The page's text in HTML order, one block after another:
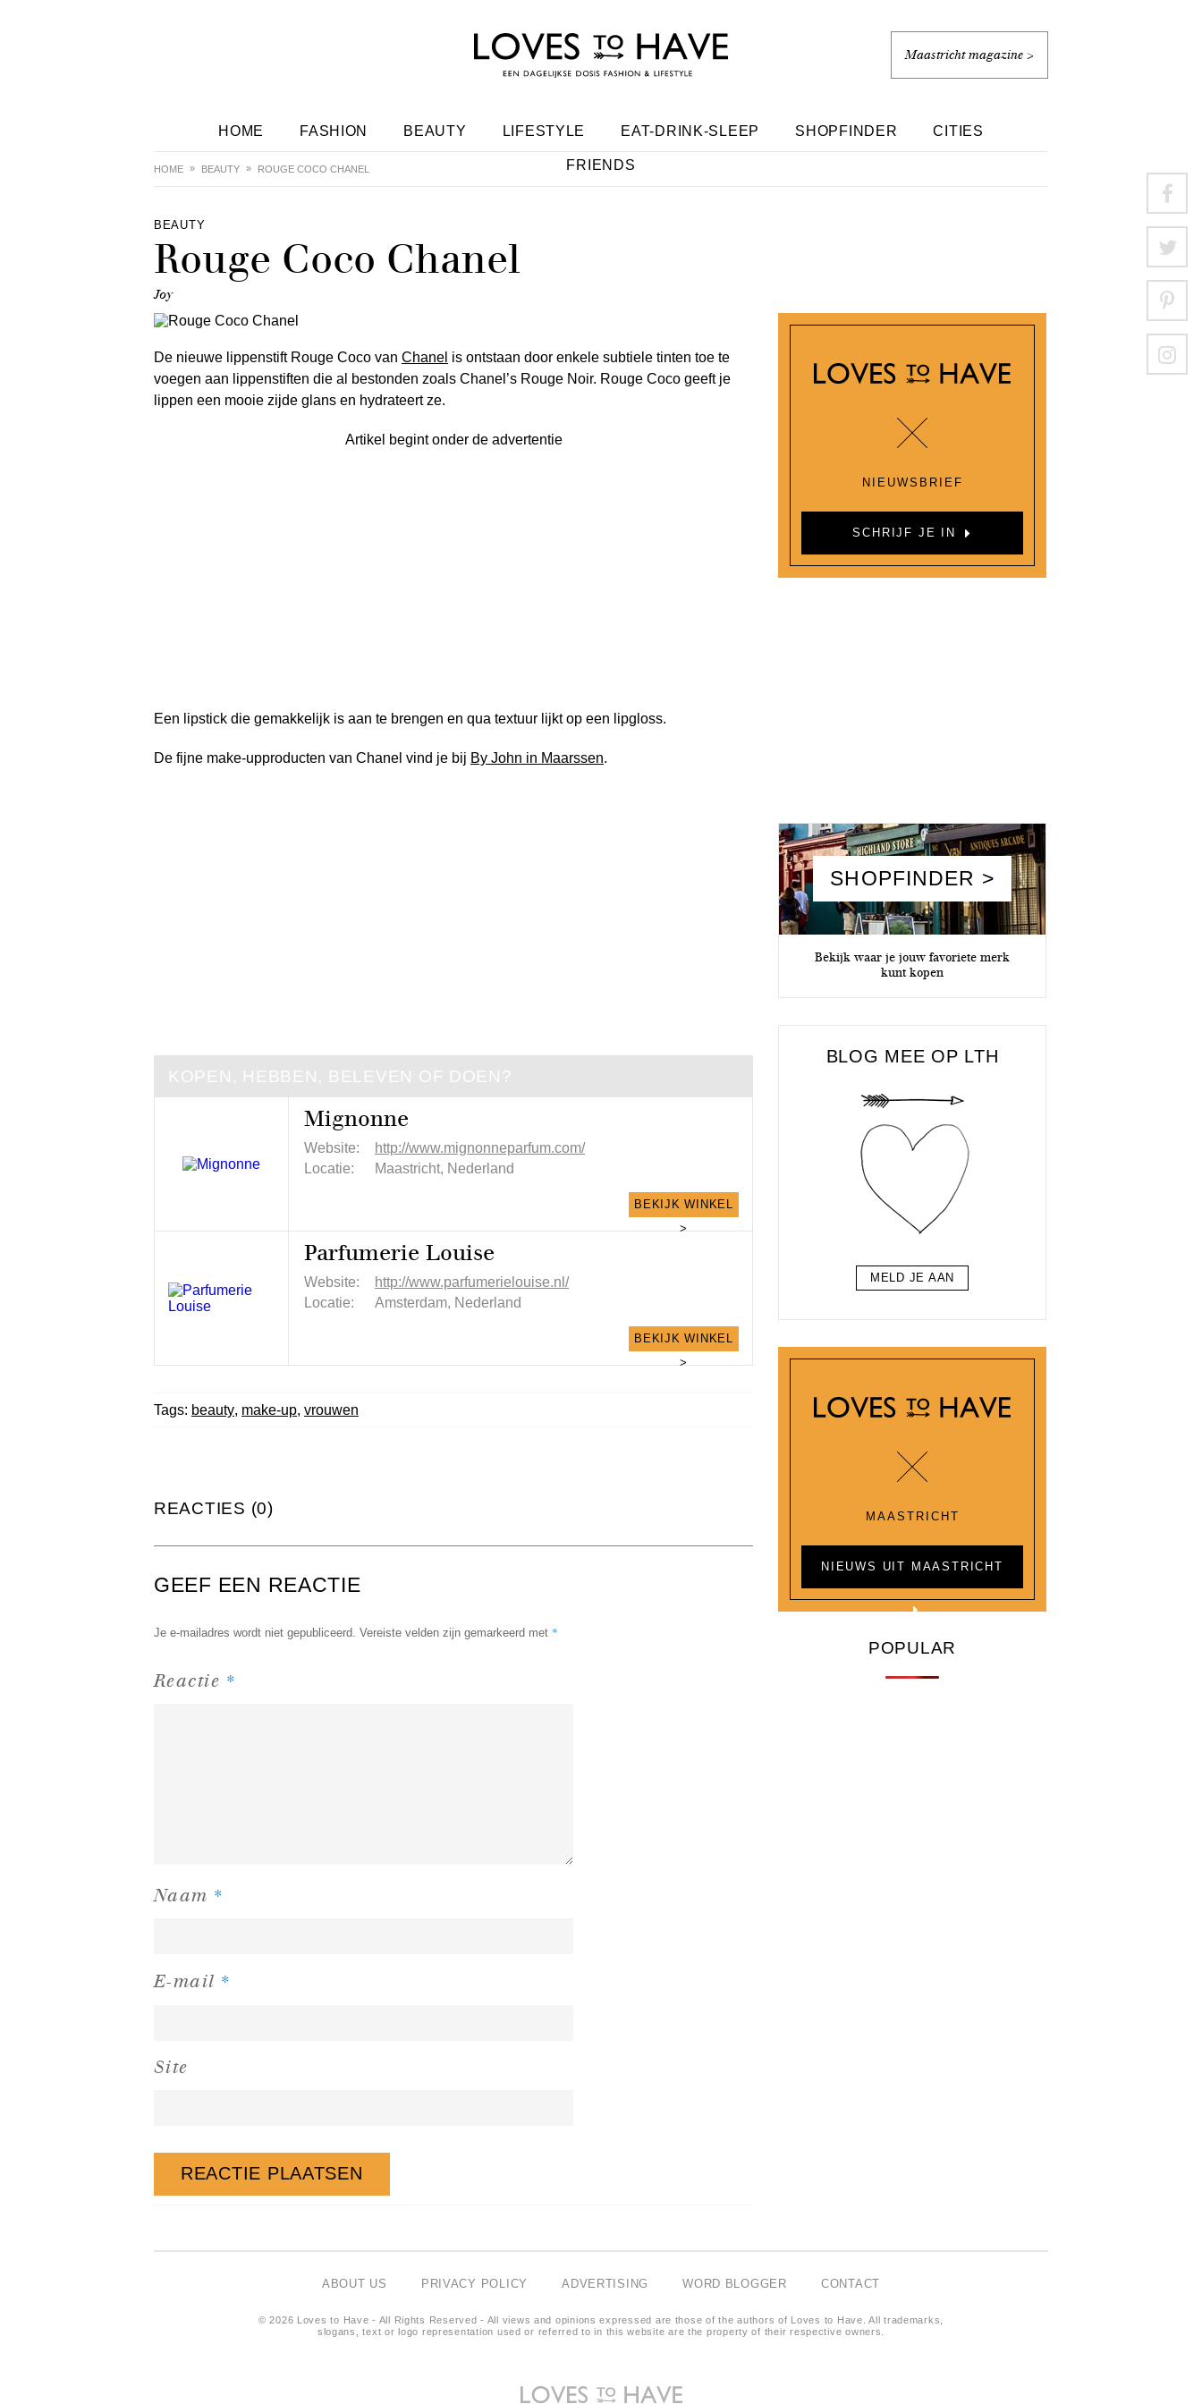
Maastricht magazine >
HOME FASHION BEAUTY LIFESTYLE EAT-DRINK-SLEEP SHOPFINDER CITIES
FRIENDS
HOME BEAUTY ROUGE COCO CHANEL
BEAUTY
Rouge Coco Chanel
Joy
De nieuwe lippenstift Rouge Coco van Chanel is ontstaan door enkele subtiele tinten toe te
voegen aan lippenstiften die al bestonden zoals Chanel’s Rouge Noir. Rouge Coco geeft je
lippen een mooie zijde glans en hydrateert ze.
Artikel begint onder de advertentie
Een lipstick die gemakkelijk is aan te brengen en qua textuur lijkt op een lipgloss.
De fijne make-upproducten van Chanel vind je bij By John in Maarssen.
KOPEN, HEBBEN, BELEVEN OF DOEN?
Mignonne
Website:
http://www.mignonneparfum.com/
Locatie:
Maastricht, Nederland
BEKIJK WINKEL
>
Parfumerie Louise
Website:
http://www.parfumerielouise.nl/
Locatie:
Amsterdam, Nederland
BEKIJK WINKEL
>
Tags: beauty, make-up, vrouwen
REACTIES (0)
GEEF EEN REACTIE
Je e-mailadres wordt niet gepubliceerd. Vereiste velden zijn gemarkeerd met *
Reactie *
Naam *
E-mail *
Site
NIEUWSBRIEF
SCHRIJF JE IN
SHOPFINDER >
Bekijk waar je jouw favoriete merk
kunt kopen
BLOG MEE OP LTH
MELD JE AAN
MAASTRICHT
NIEUWS UIT MAASTRICHT
POPULAR
ABOUT US PRIVACY POLICY ADVERTISING WORD BLOGGER CONTACT
© 2026 Loves to Have - All Rights Reserved - All views and opinions expressed are those of the authors of Loves to Have. All trademarks,
slogans, text or logo representation used or referred to in this website are the property of their respective owners.